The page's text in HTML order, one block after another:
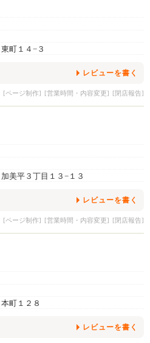
東町１４−３
レビューを書く
[ページ制作] [営業時間・内容変更] [閉店報告]
加美平３丁目１３−１３
レビューを書く
[ページ制作] [営業時間・内容変更] [閉店報告]
本町１２８
レビューを書く